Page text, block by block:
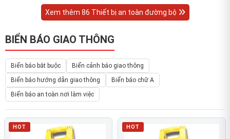
Xem thêm 86 Thiết bị an toàn đường bộ
BIỂN BÁO GIAO THÔNG
Biển báo bắt buộc
Biển cảnh báo giao thông
Biển báo hướng dẫn giao thông
Biển báo chữ A
Biển báo an toàn nơi làm việc
HOT HOT